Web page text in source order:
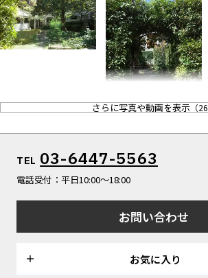
特集
[R]studioについて
お問い合わせ
さらに写真や動画を表示（26
TEL 03-6447-5563
電話受付：平日10:00〜18:00
お問い合わせ
お気に入り